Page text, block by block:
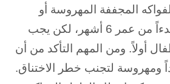
المجففة المهروسة أو
المطبوخة للأطفال بدءاً من عمر 6 أشهر، لكن يجب
أولاً. ومن المهم التأكد من أن
ومهروسة لتجنب خطر الاختناق.